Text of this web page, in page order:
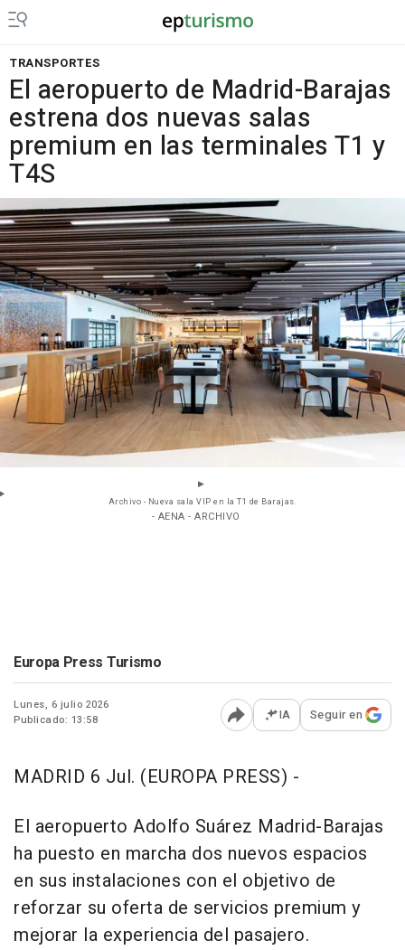
TRANSPORTES
El aeropuerto de Madrid-Barajas
estrena dos nuevas salas
premium en las terminales T1 y
T4S
Archivo - Nueva sala VIP en la T1 de Barajas.
- AENA - ARCHIVO
Europa Press Turismo
Lunes, 6 julio 2026
Publicado: 13:58
Abrir opciones para
IA Seguir en
MADRID 6 Jul. (EUROPA PRESS) -
El aeropuerto Adolfo Suárez Madrid-Barajas
ha puesto en marcha dos nuevos espacios
en sus instalaciones con el objetivo de
reforzar su oferta de servicios premium y
mejorar la experiencia del pasajero.